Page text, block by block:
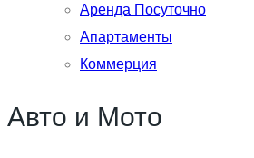
Аренда Посуточно
Апартаменты
Коммерция
Авто и Мото